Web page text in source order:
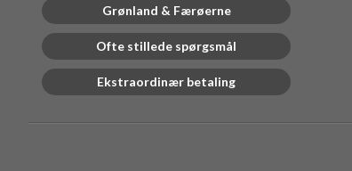
Grønland & Færøerne
Ofte stillede spørgsmål
Ekstraordinær betaling